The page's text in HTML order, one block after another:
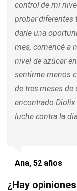
control de mi
probar diferentes
darle una
mes, comencé a
nivel de azúcar
sentirme menos
de tres meses de
encontrado
luche contra la
Ana, 52 años
¿Hay